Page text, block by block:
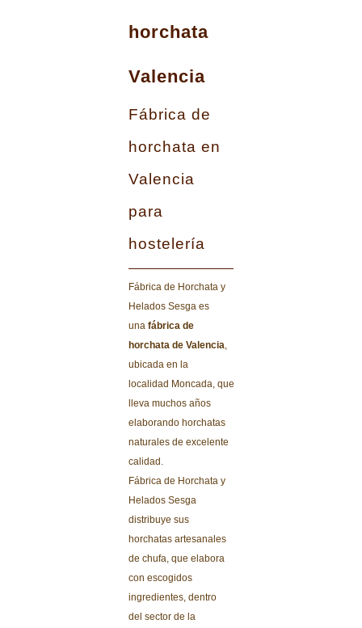
horchata
Valencia
Fábrica de
horchata en
Valencia
para
hostelería
Fábrica de Horchata y
Helados Sesga es
una fábrica de
horchata de Valencia
ubicada en la
localidad Moncada, que
lleva muchos años
elaborando horchatas
naturales de excelente
calidad.
Fábrica de Horchata y
Helados Sesga
distribuye sus
horchatas artesanales
de chufa, que elabora
con escogidos
ingredientes, dentro
del sector de la